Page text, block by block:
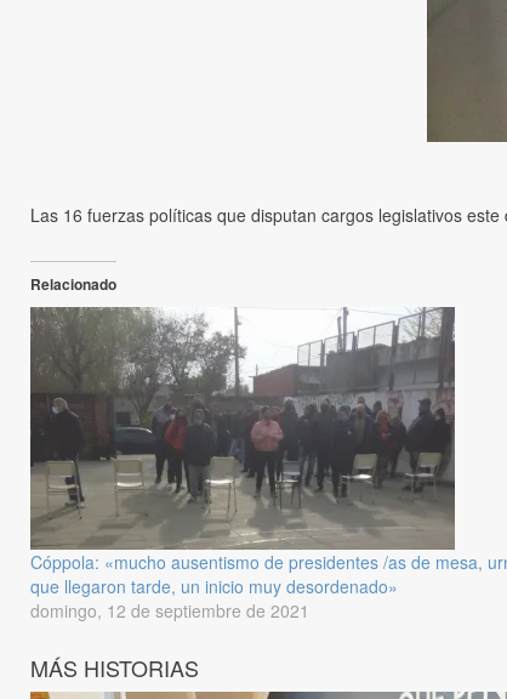
Las 16 fuerzas políticas que disputan cargos legislativos
Relacionado
Cóppola: «mucho ausentismo de presidentes /as de mesa,
que llegaron tarde, un inicio muy desordenado»
domingo, 12 de septiembre de 2021
MÁS HISTORIAS